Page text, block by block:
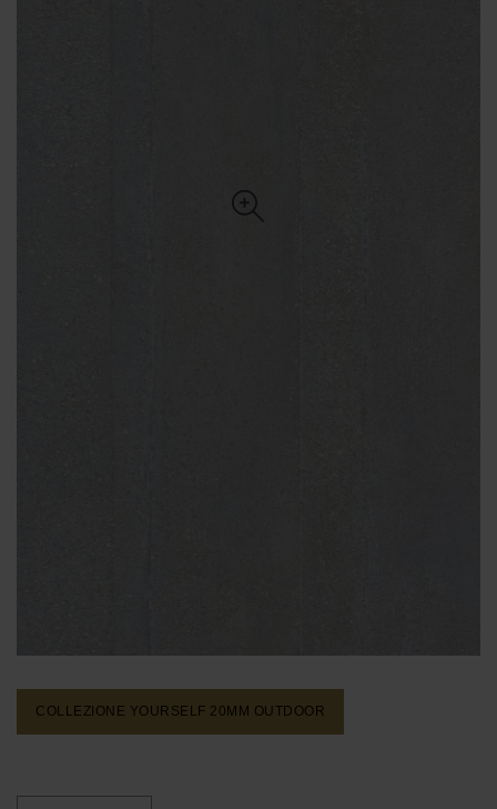
COLLEZIONE YOURSELF 20MM OUTDOOR